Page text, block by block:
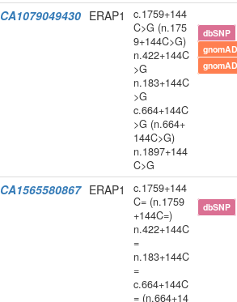
CA1079049430 ERAP1
c.1759+144
C>G (n.175
9+144C>G)
n.422+144C
>G
n.183+144C
>G
c.664+144C
>G (n.664+
144C>G)
n.1897+144
C>G
dbSNP
CA1565580867 ERAP1
c.1759+144
C= (n.1759
+144C=)
n.422+144C
=
n.183+144C
=
c.664+144C
= (n.664+14
dbSNP